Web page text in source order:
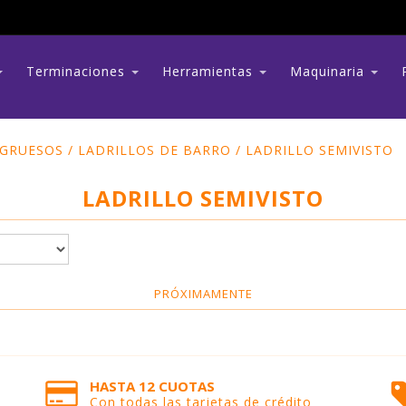
Terminaciones Herramientas Maquinaria
/ LADRILLOS DE BARRO / LADRILLO SEMIVISTO
LADRILLO SEMIVISTO
PRÓXIMAMENTE
HASTA 12 CUOTAS
Con todas las tarjetas de crédito